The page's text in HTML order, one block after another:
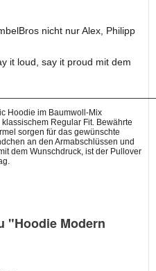
nicht nur Alex, Philipp
it loud, say it proud mit dem
Hoodie im Baumwoll-Mix
Regular Fit. Bewährte
sorgen für das gewünschte
an den Armabschlüssen und
dem Wunschdruck, ist der Pullover
"Hoodie Modern